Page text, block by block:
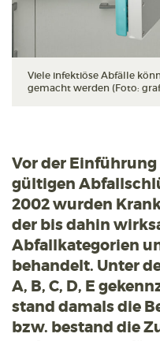
Viele infektiöse Abfälle
gemacht werden (Foto:
Vor der
gültigen
2002 wurden
der bis dahin
Abfallkategorien
behandelt. Unter
A, B, C, D, E
stand damals die
bzw. bestand die